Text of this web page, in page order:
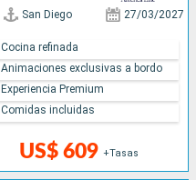
San Diego 27/03/2027
US$ 609 +Tasas
Cocina refinada
Animaciones exclusivas a bordo
Experiencia Premium
Comidas incluidas